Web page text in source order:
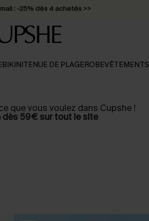
: -25% dès 4 achetés >>
BIKINITENUE DE PLAGEROBEVÊTEMENTS
que vous voulez dans Cupshe !
dès 59€ sur tout le site